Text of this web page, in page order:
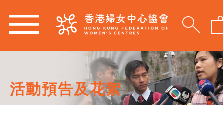
活動預告及花絮